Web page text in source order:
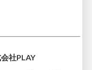
社PLAY